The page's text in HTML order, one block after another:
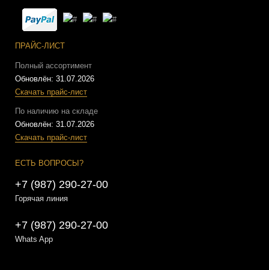
ПРАЙС-ЛИСТ
Полный ассортимент
Обновлён: 31.07.2026
Скачать прайс-лист
По наличию на складе
Обновлён: 31.07.2026
Скачать прайс-лист
ЕСТЬ ВОПРОСЫ?
+7 (987) 290-27-00
Горячая линия
+7 (987) 290-27-00
Whats App